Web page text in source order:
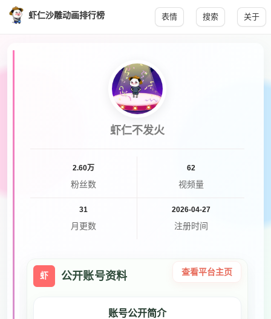
虾仁沙雕动画排行榜 表情 搜索 关于
虾仁不发火
2.60万
粉丝数
62
视频量
31
月更数
2026-04-27
注册时间
虾 公开账号资料 查看平台主页
账号公开简介